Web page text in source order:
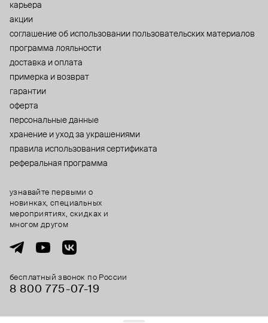
карьера
акции
cоглашение об использовании пользовательских материалов
программа лояльности
доставка и оплата
примерка и возврат
гарантии
оферта
персональные данные
хранение и уход за украшениями
правила использования сертификата
реферальная программа
бесплатный звонок по России
8 800 775⁠-07⁠-19
узнавайте первыми о
новинках, специальных
мероприятиях, скидках и
многом другом